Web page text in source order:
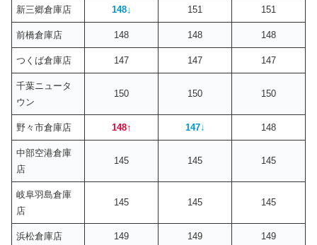
新三郷倉庫店 148↓ 151 151
前橋倉庫店 148 148 148
つくば倉庫店 147 147 147
千葉ニュータ
ウン
150 150 150
野々市倉庫店 148↑ 147↓ 148
中部空港倉庫
店
145 145 145
岐阜羽島倉庫
店
145 145 145
浜松倉庫店 149 149 149